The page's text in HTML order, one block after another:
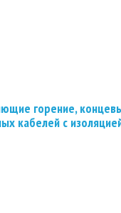
горение,
кабелей с